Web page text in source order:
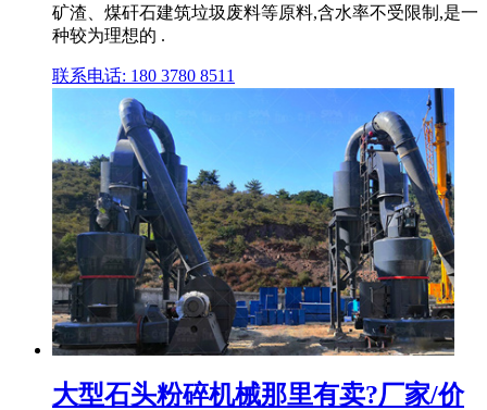
矿渣、煤矸石建筑垃圾废料等原料,含水率不受限制,是一
种较为理想的 .
联系电话: 180 3780 8511
大型石头粉碎机械那里有卖?厂家/价